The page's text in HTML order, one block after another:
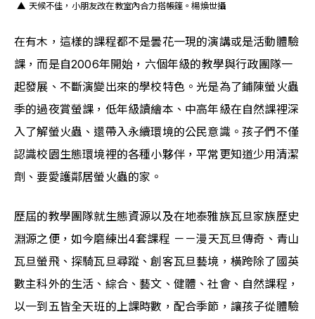
▲ 天候不佳，小朋友改在教室內合力搭帳篷。楊煥世攝
在有木，這樣的課程都不是曇花一現的演講或是活動體驗
課，而是自2006年開始，六個年級的教學與行政團隊一
起發展、不斷演變出來的學校特色。光是為了鋪陳螢火蟲
季的過夜賞螢課，低年級讀繪本、中高年級在自然課裡深
入了解螢火蟲、還帶入永續環境的公民意識。孩子們不僅
認識校園生態環境裡的各種小夥伴，平常更知道少用清潔
劑、要愛護鄰居螢火蟲的家。
歷屆的教學團隊就生態資源以及在地泰雅族瓦旦家族歷史
淵源之便，如今磨練出4套課程 －－漫天瓦旦傳奇、青山
瓦旦螢飛、探騎瓦旦尋蹤、創客瓦旦藝境，橫跨除了國英
數主科外的生活、綜合、藝文、健體、社會、自然課程，
以一到五皆全天班的上課時數，配合季節，讓孩子從體驗